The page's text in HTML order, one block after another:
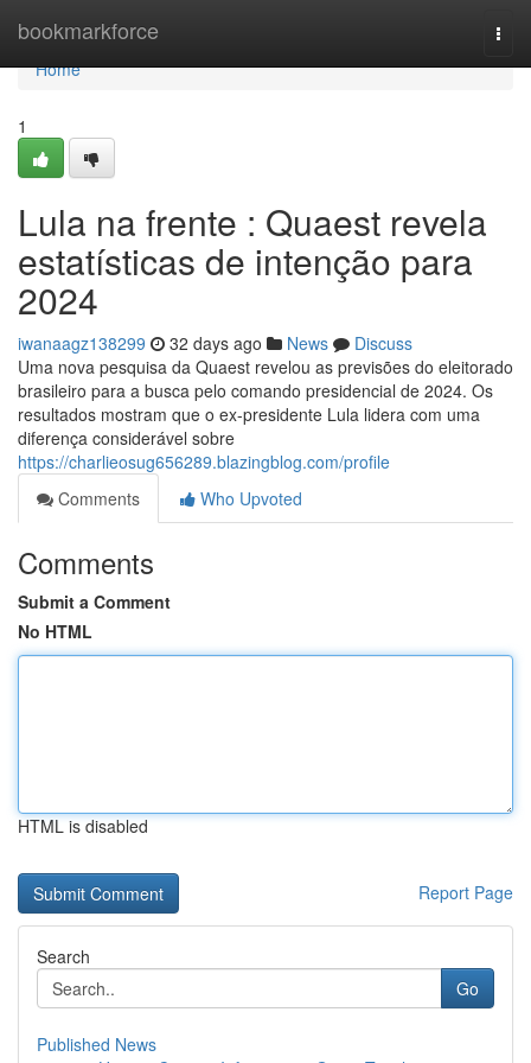
bookmarkforce
Home
Home
1
Lula na frente : Quaest revela
estatísticas de intenção para
2024
iwanaagz138299 32 days ago News
Discuss
Uma nova pesquisa da Quaest revelou as previsões do eleitorado
brasileiro para a busca pelo comando presidencial de 2024. Os
resultados mostram que o ex-presidente Lula lidera com uma
diferença considerável sobre
https://charlieosug656289.blazingblog.com/profile
Comments
Who Upvoted
Comments
Submit a Comment
No HTML
HTML is disabled
Report Page
Search
Go
Published News